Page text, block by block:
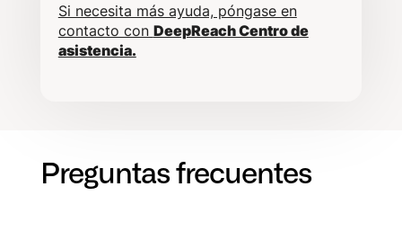
Si necesita más ayuda, póngase en
contacto con DeepReach Centro de
asistencia.
Preguntas frecuentes